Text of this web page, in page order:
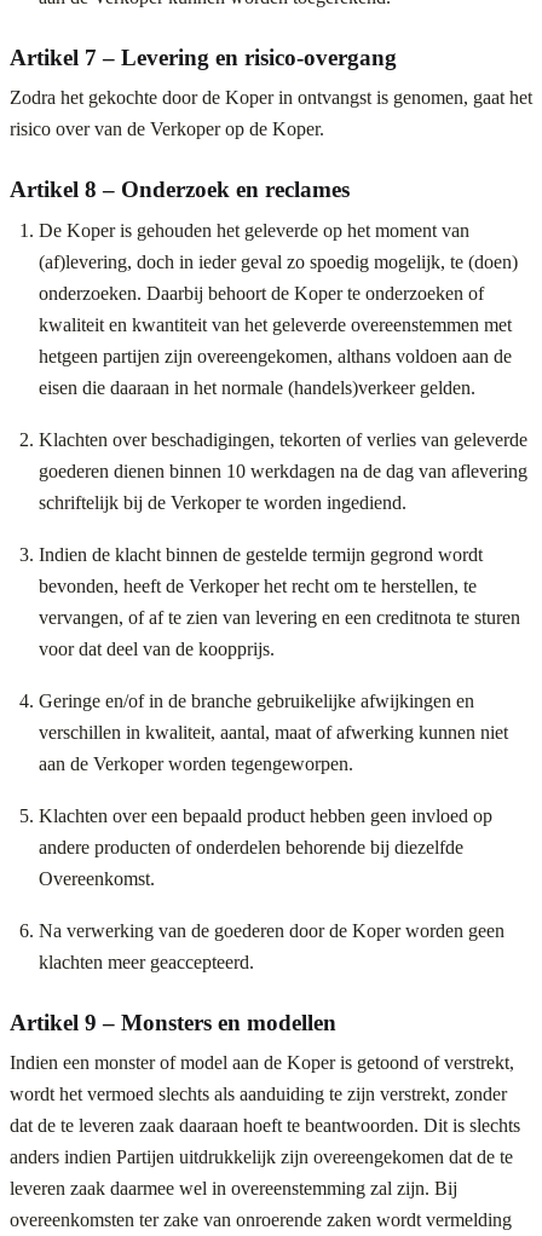
Artikel 7 – Levering en risico-overgang
Zodra het gekochte door de Koper in ontvangst is genomen, gaat het
risico over van de Verkoper op de Koper.
Artikel 8 – Onderzoek en reclames
De Koper is gehouden het geleverde op het moment van
(af)levering, doch in ieder geval zo spoedig mogelijk, te (doen)
onderzoeken. Daarbij behoort de Koper te onderzoeken of
kwaliteit en kwantiteit van het geleverde overeenstemmen met
hetgeen partijen zijn overeengekomen, althans voldoen aan de
eisen die daaraan in het normale (handels)verkeer gelden.
Klachten over beschadigingen, tekorten of verlies van geleverde
goederen dienen binnen 10 werkdagen na de dag van aflevering
schriftelijk bij de Verkoper te worden ingediend.
Indien de klacht binnen de gestelde termijn gegrond wordt
bevonden, heeft de Verkoper het recht om te herstellen, te
vervangen, of af te zien van levering en een creditnota te sturen
voor dat deel van de koopprijs.
Geringe en/of in de branche gebruikelijke afwijkingen en
verschillen in kwaliteit, aantal, maat of afwerking kunnen niet
aan de Verkoper worden tegengeworpen.
Klachten over een bepaald product hebben geen invloed op
andere producten of onderdelen behorende bij diezelfde
Overeenkomst.
Na verwerking van de goederen door de Koper worden geen
klachten meer geaccepteerd.
Artikel 9 – Monsters en modellen
Indien een monster of model aan de Koper is getoond of verstrekt,
wordt het vermoed slechts als aanduiding te zijn verstrekt, zonder
dat de te leveren zaak daaraan hoeft te beantwoorden. Dit is slechts
anders indien Partijen uitdrukkelijk zijn overeengekomen dat de te
leveren zaak daarmee wel in overeenstemming zal zijn. Bij
overeenkomsten ter zake van onroerende zaken wordt vermelding